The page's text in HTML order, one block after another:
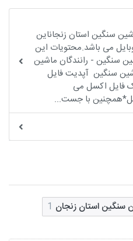
سنگین استان زنجاناین
شماره موبایل می باشد.محتویات این
سنگین - رانندگان ماشین
سنگین آپدیت فایل
یک فایل اکسل می
با جست...
سنگین استان زنجان 1